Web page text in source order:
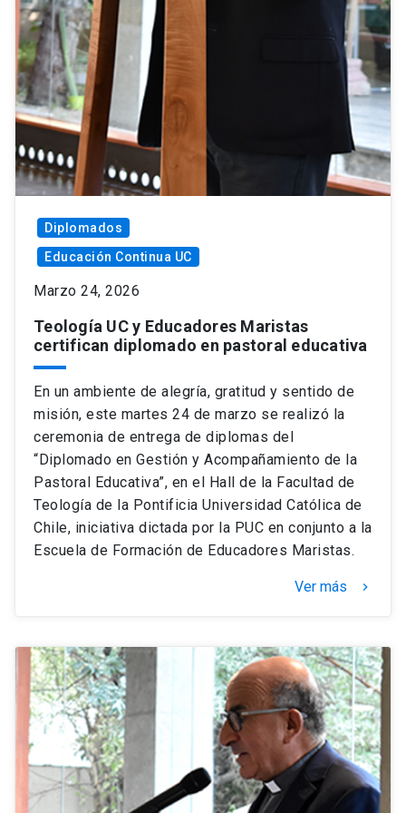
Diplomados
Educación Continua UC
Marzo 24, 2026
Teología UC y Educadores Maristas
certifican diplomado en pastoral educativa
En un ambiente de alegría, gratitud y sentido de
misión, este martes 24 de marzo se realizó la
ceremonia de entrega de diplomas del
“Diplomado en Gestión y Acompañamiento de la
Pastoral Educativa”, en el Hall de la Facultad de
Teología de la Pontificia Universidad Católica de
Chile, iniciativa dictada por la PUC en conjunto a la
Escuela de Formación de Educadores Maristas.
Ver más keyboard_arrow_right